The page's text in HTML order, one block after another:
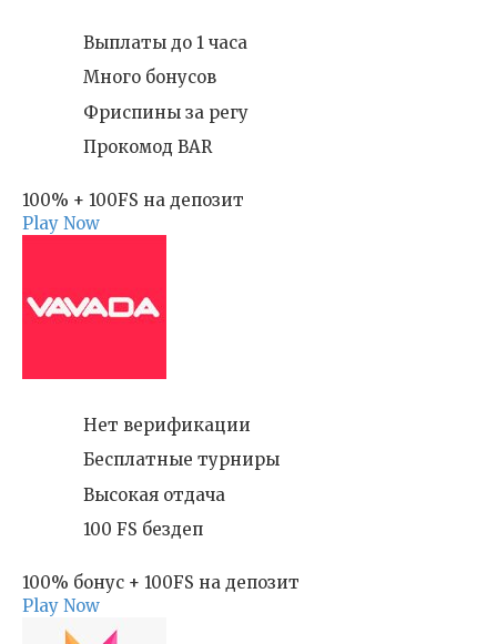
Выплаты до 1 часа
Много бонусов
Фриспины за регу
Прокомод BAR
100% + 100FS на депозит
Play Now
Нет верификации
Бесплатные турниры
Высокая отдача
100 FS бездеп
100% бонус + 100FS на депозит
Play Now